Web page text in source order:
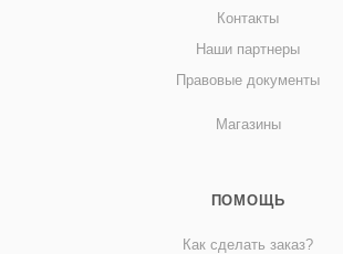
Контакты
Наши партнеры
Правовые документы
Магазины
ПОМОЩЬ
Как сделать заказ?